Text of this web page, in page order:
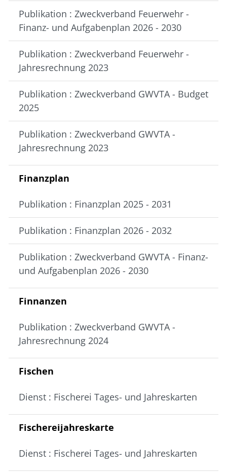
Publikation : Zweckverband Feuerwehr -
Finanz- und Aufgabenplan 2026 - 2030
Publikation : Zweckverband Feuerwehr -
Jahresrechnung 2023
Publikation : Zweckverband GWVTA - Budget
2025
Publikation : Zweckverband GWVTA -
Jahresrechnung 2023
Finanzplan
Publikation : Finanzplan 2025 - 2031
Publikation : Finanzplan 2026 - 2032
Publikation : Zweckverband GWVTA - Finanz-
und Aufgabenplan 2026 - 2030
Finnanzen
Publikation : Zweckverband GWVTA -
Jahresrechnung 2024
Fischen
Dienst : Fischerei Tages- und Jahreskarten
Fischereijahreskarte
Dienst : Fischerei Tages- und Jahreskarten